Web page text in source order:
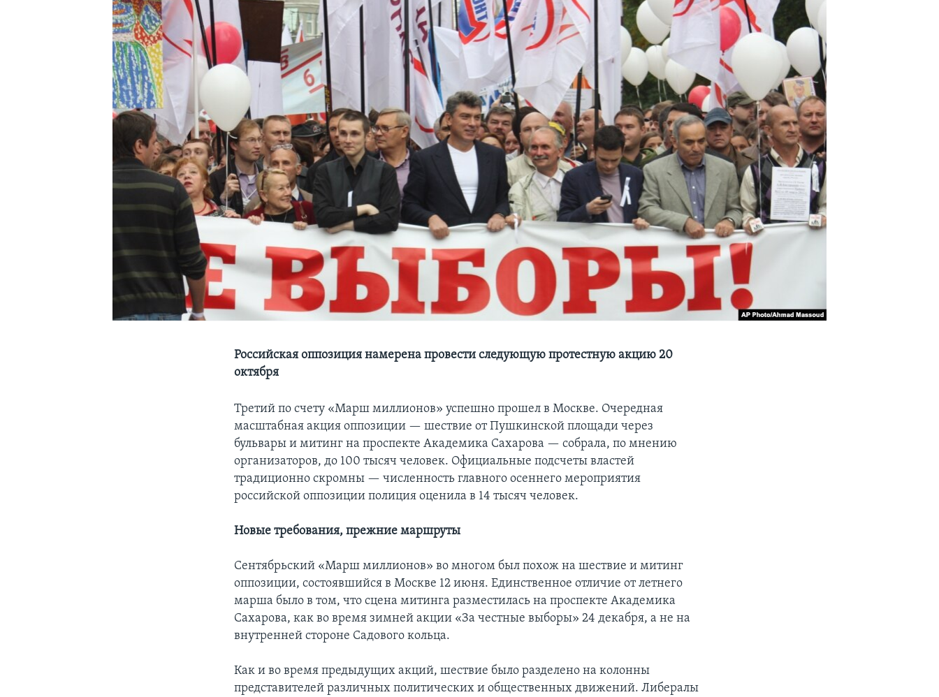
Российская оппозиция намерена провести следующую протестную акцию 20
октября
Третий по счету «Марш миллионов» успешно прошел в Москве. Очередная
масштабная акция оппозиции — шествие от Пушкинской площади через
бульвары и митинг на проспекте Академика Сахарова — собрала, по мнению
организаторов, до 100 тысяч человек. Официальные подсчеты властей
традиционно скромны — численность главного осеннего мероприятия
российской оппозиции полиция оценила в 14 тысяч человек.
Новые требования, прежние маршруты
Сентябрьский «Марш миллионов» во многом был похож на шествие и митинг
оппозиции, состоявшийся в Москве 12 июня. Единственное отличие от летнего
марша было в том, что сцена митинга разместилась на проспекте Академика
Сахарова, как во время зимней акции «За честные выборы» 24 декабря, а не на
внутренней стороне Садового кольца.
Как и во время предыдущих акций, шествие было разделено на колонны
представителей различных политических и общественных движений. Либералы